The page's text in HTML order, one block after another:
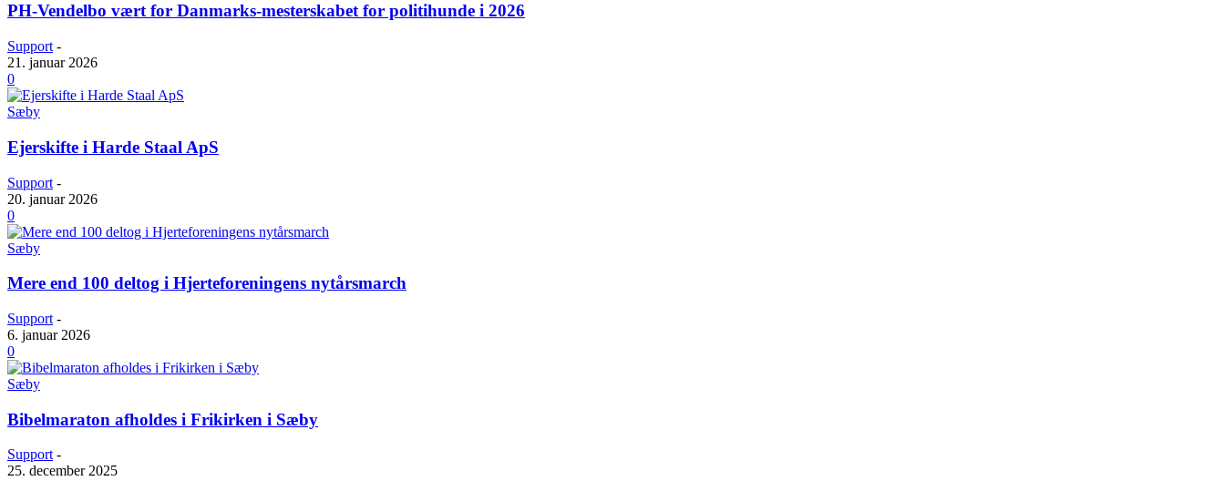
PH-Vendelbo vært for Danmarks-mesterskabet for politihunde i 2026
Support -
21. januar 2026
0
Sæby
Ejerskifte i Harde Staal ApS
Support -
20. januar 2026
0
Sæby
Mere end 100 deltog i Hjerteforeningens nytårsmarch
Support -
6. januar 2026
0
Sæby
Bibelmaraton afholdes i Frikirken i Sæby
Support -
25. december 2025